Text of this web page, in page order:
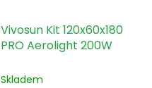
Vivosun Kit 120x60x180
PRO Aerolight 200W
Skladem